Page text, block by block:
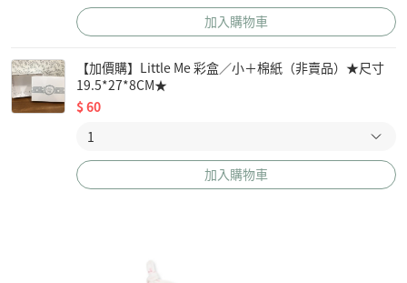
加入購物車
【加價購】Little Me 彩盒／小＋棉紙（非賣品）★尺寸
19.5*27*8CM★
$60
加入購物車